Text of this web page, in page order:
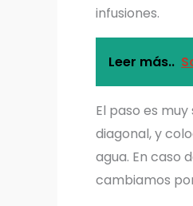
infusiones.
Leer más..
El paso es
diagonal, y
agua. En caso
cambiamos